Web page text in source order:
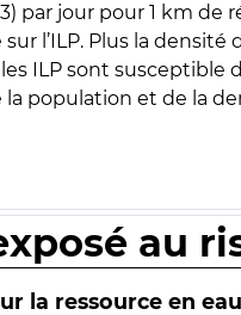
par jour pour 1 km de
l’ILP. Plus la densité
ILP sont susceptible
population et de la
au
la ressource en eau